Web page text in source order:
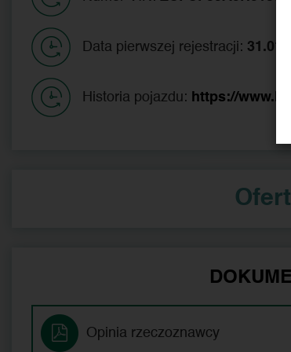
Data pierwszej rejestracji:
Historia pojazdu: https://
Opinia rzeczoznawcy